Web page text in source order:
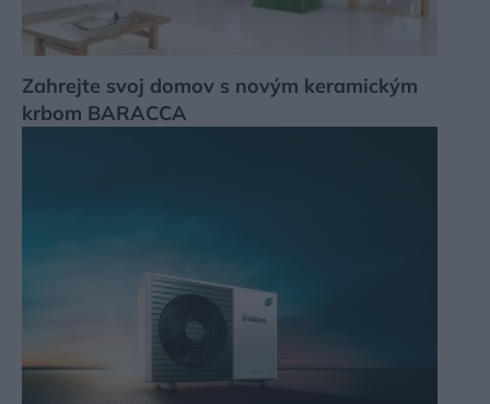
Zahrejte svoj domov s novým keramickým
krbom BARACCA